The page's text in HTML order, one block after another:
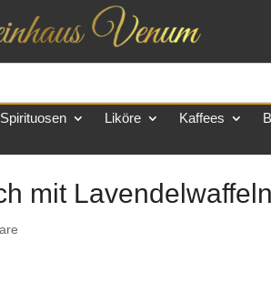
Spirituosen Liköre Kaffees
mit